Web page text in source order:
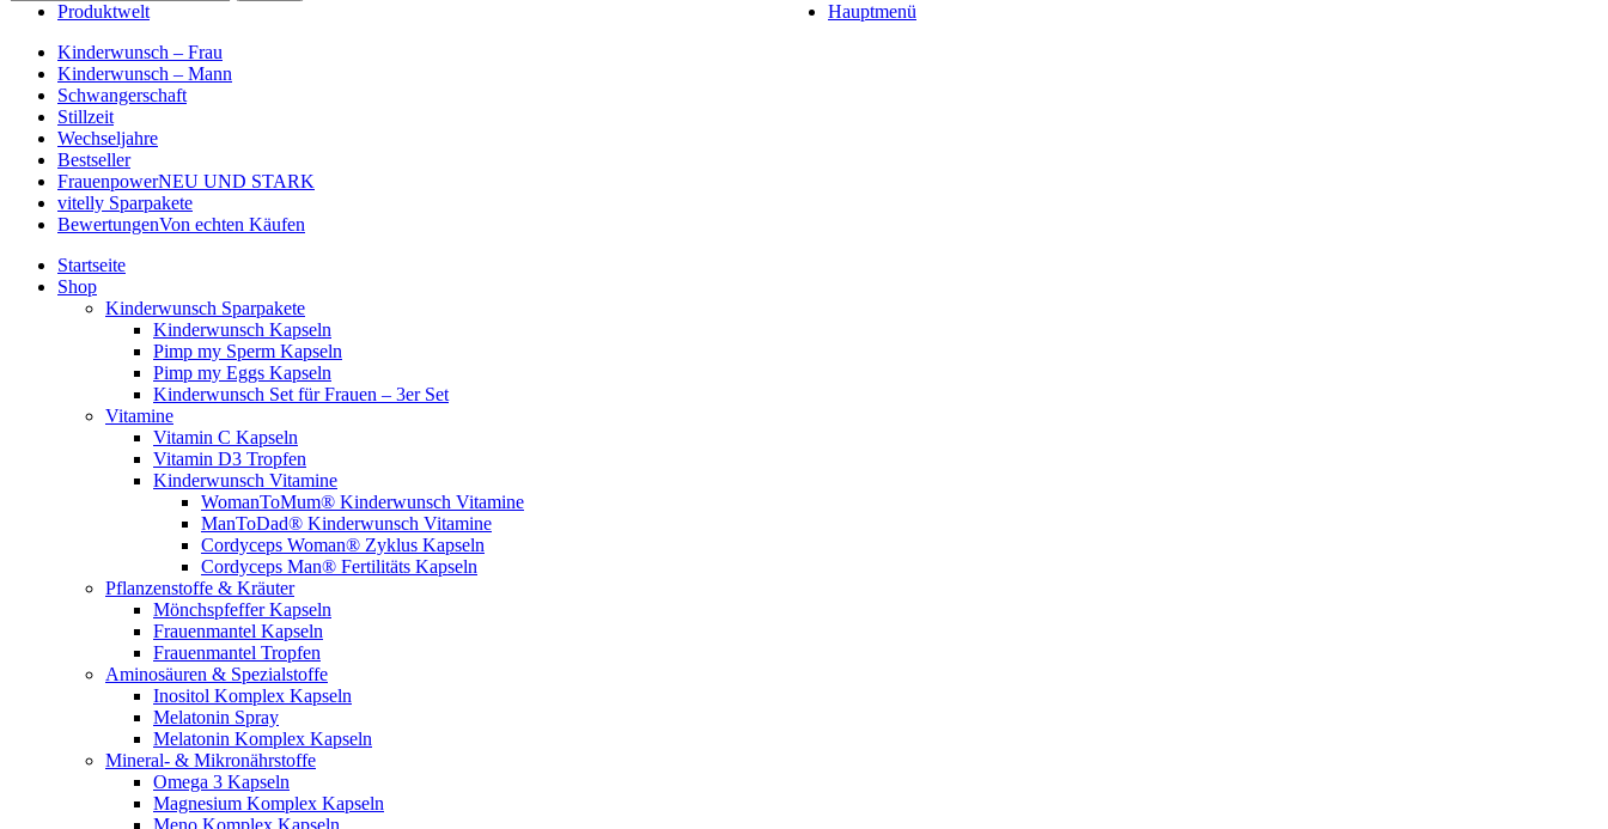
Hauptmenü
Produktwelt
Kinderwunsch – Frau
Kinderwunsch – Mann
Schwangerschaft
Stillzeit
Wechseljahre
Bestseller
FrauenpowerNEU UND STARK
vitelly Sparpakete
BewertungenVon echten Käufen
Startseite
Shop
Kinderwunsch Sparpakete
Kinderwunsch Kapseln
Pimp my Sperm Kapseln
Pimp my Eggs Kapseln
Kinderwunsch Set für Frauen – 3er Set
Vitamine
Vitamin C Kapseln
Vitamin D3 Tropfen
Kinderwunsch Vitamine
WomanToMum® Kinderwunsch Vitamine
ManToDad® Kinderwunsch Vitamine
Cordyceps Woman® Zyklus Kapseln
Cordyceps Man® Fertilitäts Kapseln
Pflanzenstoffe & Kräuter
Mönchspfeffer Kapseln
Frauenmantel Kapseln
Frauenmantel Tropfen
Aminosäuren & Spezialstoffe
Inositol Komplex Kapseln
Melatonin Spray
Melatonin Komplex Kapseln
Mineral- & Mikronährstoffe
Omega 3 Kapseln
Magnesium Komplex Kapseln
Meno Komplex Kapseln